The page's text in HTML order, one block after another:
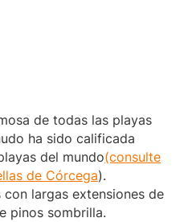
de todas las playas
ha sido calificada
del mundo(consulte
de Córcega).
largas extensiones de
pinos sombrilla.